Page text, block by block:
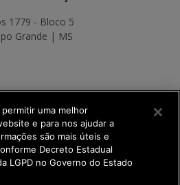
1779 - Bloco 5
Grande | MS
uma melhor
e para nos ajudar a
são mais úteis e
Decreto Estadual
LGPD no Governo do Estado